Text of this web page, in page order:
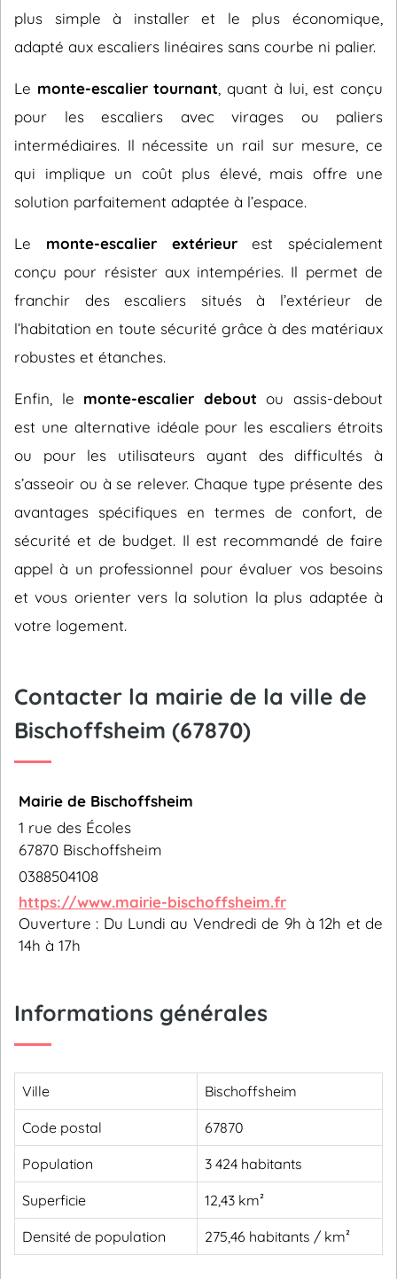
plus simple à installer et le plus économique,
adapté aux escaliers linéaires sans courbe ni palier.
Le monte-escalier tournant , quant à lui, est conçu
pour les escaliers avec virages ou paliers
intermédiaires. Il nécessite un rail sur mesure, ce
qui implique un coût plus élevé, mais offre une
solution parfaitement adaptée à l’espace.
Le monte-escalier extérieurest spécialement
conçu pour résister aux intempéries. Il permet de
franchir des escaliers situés à l’extérieur de
l’habitation en toute sécurité grâce à des matériaux
robustes et étanches.
Enfin, le monte-escalier debout ou assis-debout
est une alternative idéale pour les escaliers étroits
ou pour les utilisateurs ayant des difficultés à
s’asseoir ou à se relever. Chaque type présente des
avantages spécifiques en termes de confort, de
sécurité et de budget. Il est recommandé de faire
appel à un professionnel pour évaluer vos besoins
et vous orienter vers la solution la plus adaptée à
votre logement.
Contacter la mairie de la ville de
Bischoffsheim (67870)
Mairie de Bischoffsheim
1 rue des Écoles
67870 Bischoffsheim
0388504108
https://www.mairie-bischoffsheim.fr
Ouverture : Du Lundi au Vendredi de 9h à 12h et de
14h à 17h
Informations générales
Ville Bischoffsheim
Code postal 67870
Population 3 424 habitants
Superficie 12,43 km²
Densité de population 275,46 habitants / km²